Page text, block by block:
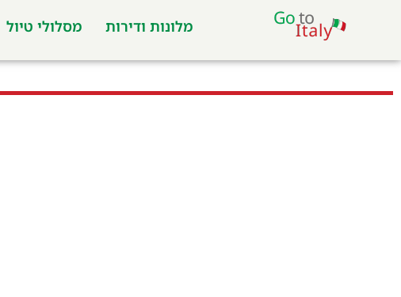
מלונות ודירות מסלולי טיול